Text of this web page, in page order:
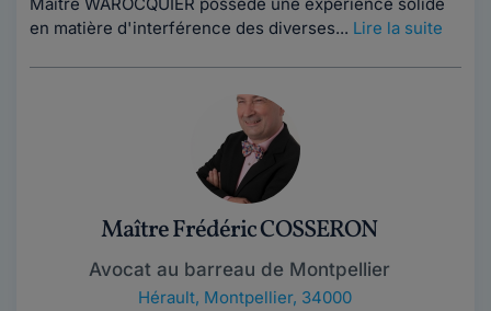
en matière d'interférence des diverses... Lire la suite
Maître Frédéric COSSERON
Avocat au barreau de Montpellier
Hérault, Montpellier, 34000